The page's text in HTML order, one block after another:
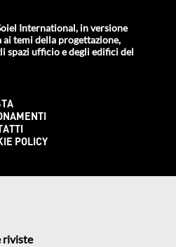
International, in versione
ai temi della progettazione,
spazi ufficio e degli edifici del
POLICY
riviste